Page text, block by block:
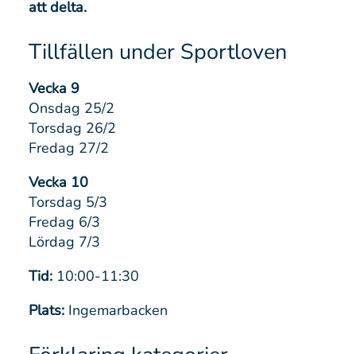
att delta.
Tillfällen under Sportloven
Vecka 9
Onsdag 25/2
Torsdag 26/2
Fredag 27/2
Vecka 10
Torsdag 5/3
Fredag 6/3
Lördag 7/3
Tid: 10:00-11:30
Plats: Ingemarbacken